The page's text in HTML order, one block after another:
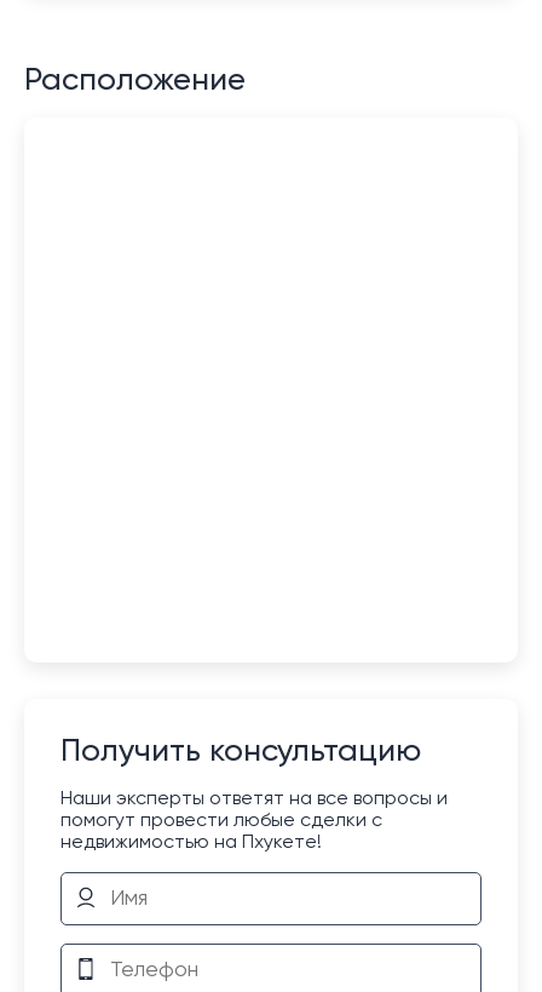
Расположение
Получить консультацию
Наши эксперты ответят на все вопросы и
помогут провести любые сделки с
недвижимостью на Пхукете!